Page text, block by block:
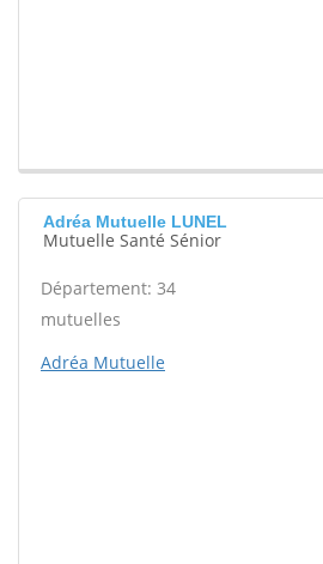
Adréa Mutuelle LUNEL
Mutuelle Santé Sénior
Département: 34
mutuelles
Adréa Mutuelle